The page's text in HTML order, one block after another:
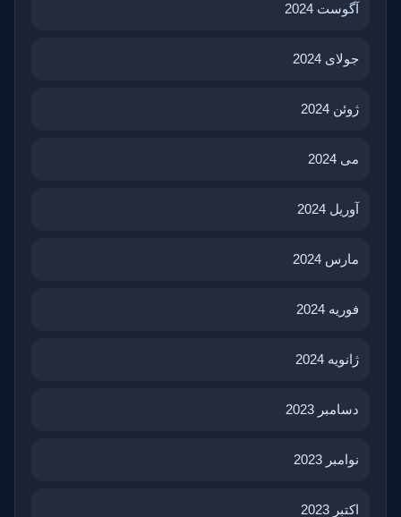
آگوست 2024
جولای 2024
ژوئن 2024
می 2024
آوریل 2024
مارس 2024
فوریه 2024
ژانویه 2024
دسامبر 2023
نوامبر 2023
اکتبر 2023